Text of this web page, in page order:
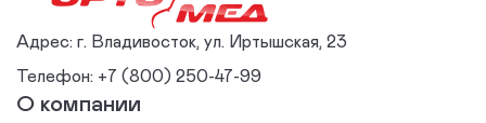
Адрес: г. Владивосток, ул. Иртышская, 23
Телефон: +7 (800) 250-47-99
О компании